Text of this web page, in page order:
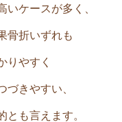
ケースが多く、
骨折いずれも
りやすく
きやすい、
とも言えます。